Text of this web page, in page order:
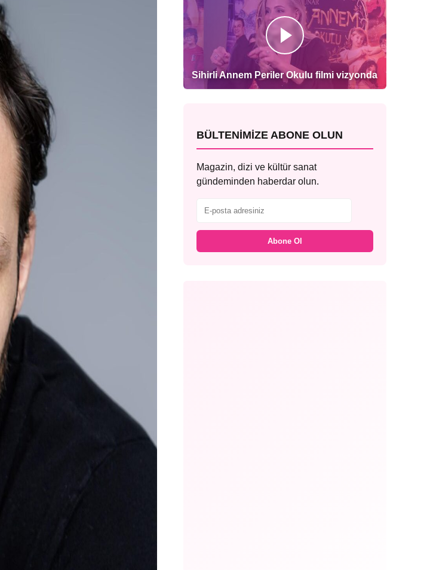
Sihirli Annem Periler Okulu filmi vizyonda
BÜLTENIMIZE ABONE OLUN
Magazin, dizi ve kültür sanat
gündeminden haberdar olun.
Abone Ol